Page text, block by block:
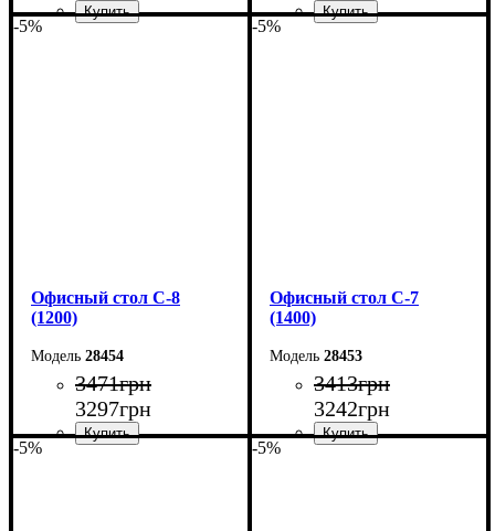
-5%
Офисный стол С-8
(1200)
28454
3471грн
3297грн
-5%
Офисный стол С-7
(1400)
28453
3413грн
3242грн
-5% -5%